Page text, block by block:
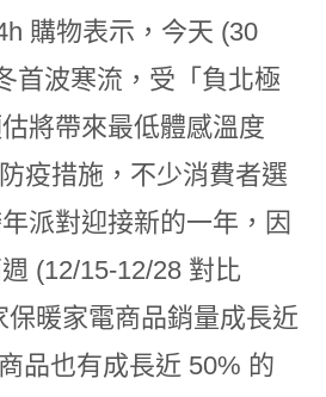
購物表示，今天 (30
首波寒流，受「負北極
將帶來最低體感溫度
疫措施，不少消費者選
派對迎接新的一年，因
(12/15-12/28 對比
保暖家電商品銷量成長近
品也有成長近 50% 的